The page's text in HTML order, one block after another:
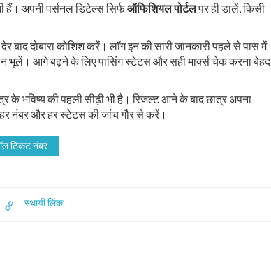
हैं। अपनी पर्सनल डिटेल्स सिर्फऑफिशियल पोर्टलपर ही डालें, किसी
दोबारा कोशिश करें। लॉग इन की सारी जानकारी पहले से पास में
भूलें। आगे बढ़ने के लिए पासिंग स्टेटस और सही मार्क्स चेक करना बेहद
के भविष्य की पहली सीढ़ी भी है। रिजल्ट आने के बाद छात्र अपना
नंबर और हर स्टेटस की जांच गौर से करें।
टिकट नंबर
स्थायी लिंक